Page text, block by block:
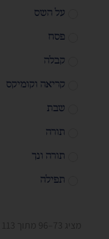
על השס
פסח
קבלה
קריאה וקומיקס
שבת
תורה
תורה ונך
תפילה
מציג 73–96 מתוך 113 תוצאות